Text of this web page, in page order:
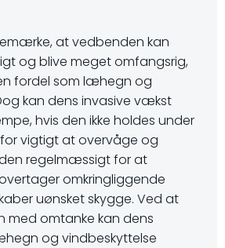
at vedbenden kan
og blive meget omfangsrig,
fordel som læhegn og
kan dens invasive vækst
hvis den ikke holdes under
vigtigt at overvåge og
regelmæssigt for at
omkringliggende
uønsket skygge. Ved at
med omtanke kan dens
og vindbeskyttelse